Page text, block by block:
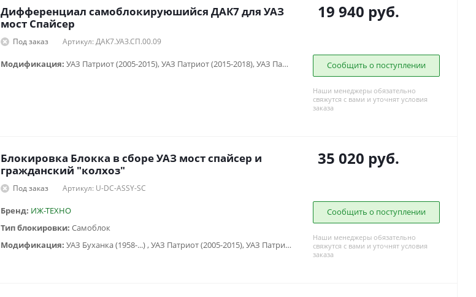
Дифференциал самоблокируюшийся ДАК7 для УАЗ
мост Спайсер
Под заказ Артикул: ДАК7.УАЗ.СП.00.09
Модификация: УАЗ Патриот (2005-2015), УАЗ Патриот (2015-2018), УАЗ Патриот (2019-...), УАЗ Патриот пикап (2008-...), УАЗ Профи (2017-...), УАЗ Хантер (2003-...)
19 940 руб.
Сообщить о поступлении
Наши менеджеры обязательно
свяжутся с вами и уточнят условия
заказа
Блокировка Блокка в сборе УАЗ мост спайсер и
гражданский "колхоз"
Под заказ Артикул: U-DC-ASSY-SC
Бренд: ИЖ-ТЕХНО
Тип блокировки: Самоблок
Модификация:
УАЗ Буханка (1958-...) , УАЗ Патриот (2005-2015), УАЗ Патриот (2015-2018), УАЗ Патриот (2019-...), УАЗ Патриот пикап (2008-...), УАЗ Хантер (2003-...), УАЗ-3151
35 020 руб.
Сообщить о поступлении
Наши менеджеры обязательно
свяжутся с вами и уточнят условия
заказа